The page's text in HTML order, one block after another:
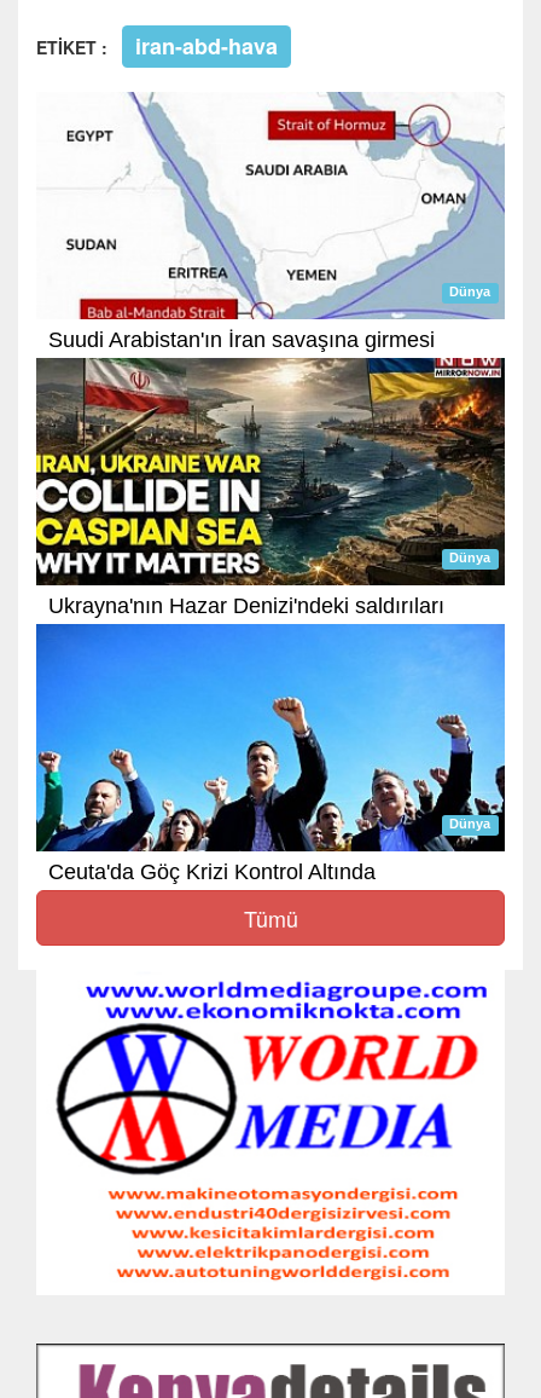
ETİKET : iran-abd-hava
Dünya
Suudi Arabistan'ın İran savaşına girmesi
Dünya
Ukrayna'nın Hazar Denizi'ndeki saldırıları
Dünya
Ceuta'da Göç Krizi Kontrol Altında
Tümü